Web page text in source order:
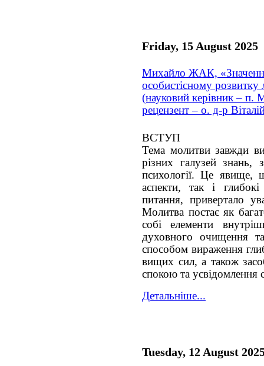
Friday, 15 August 2025
Михайло ЖАК,
особистісному
(науковий керівник – п.
рецензент – о. д-р
ВСТУП
Тема молитви завжди
різних галузей знань,
психології. Це явище,
аспекти, так і глибокі
питання, привертало
Молитва постає як
собі елементи
духовного очищення
способом вираження
вищих сил, а також
спокою та усвідомлення
Детальніше...
Tuesday, 12 August